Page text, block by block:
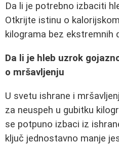
Da li je potrebno izbaciti
Otkrijte istinu o
kilograma bez ekstremnih
Da li je hleb uzrok
o mršavljenju
U svetu ishrane i
za neuspeh u gubitku
se potpuno izbaci iz
ključ jednostavno manje